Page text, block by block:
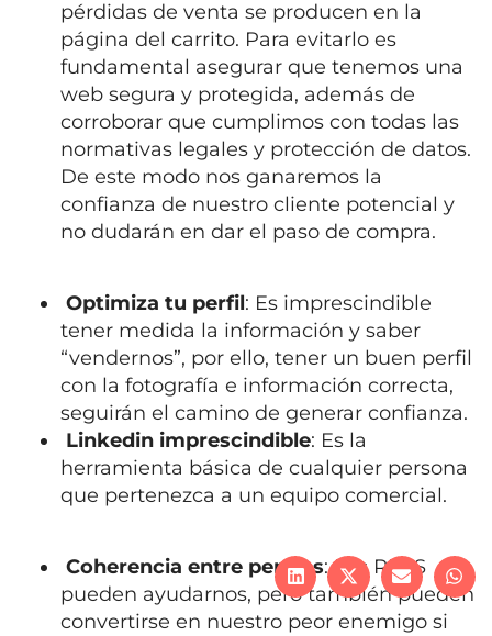
pérdidas de venta se producen en la
página del carrito. Para evitarlo es
fundamental asegurar que tenemos una
web segura y protegida, además de
corroborar que cumplimos con todas las
normativas legales y protección de datos.
De este modo nos ganaremos la
confianza de nuestro cliente potencial y
no dudarán en dar el paso de compra.
Optimiza tu perfil: Es imprescindible
tener medida la información y saber
“vendernos”, por ello, tener un buen perfil
con la fotografía e información correcta,
seguirán el camino de generar confianza.
Linkedin imprescindible: Es la
herramienta básica de cualquier persona
que pertenezca a un equipo comercial.
Coherencia entre perfiles: Las RRSS
pueden ayudarnos, pero también pueden
convertirse en nuestro peor enemigo si